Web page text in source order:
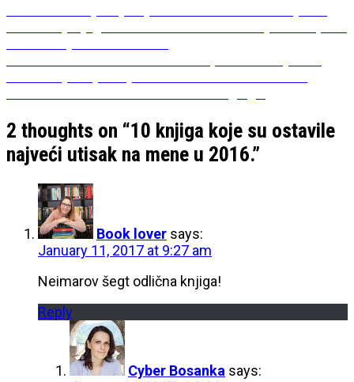
Post
navigation
2 thoughts on “10 knjiga koje su ostavile
najveći utisak na mene u 2016.”
Book lover says:
January 11, 2017 at 9:27 am
Neimarov šegt odlična knjiga!
Reply
Cyber Bosanka says: